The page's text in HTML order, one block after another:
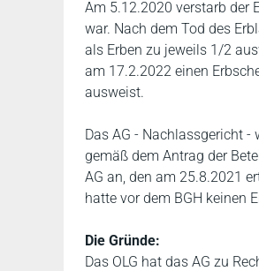
Am 5.12.2020 verstarb der
war. Nach dem Tod des
als Erben zu jeweils 1/2
am 17.2.2022 einen
ausweist.
Das AG - Nachlassgericht -
gemäß dem Antrag der
AG an, den am 25.8.2021
hatte vor dem BGH keinen
Die Gründe:
Das OLG hat das AG zu